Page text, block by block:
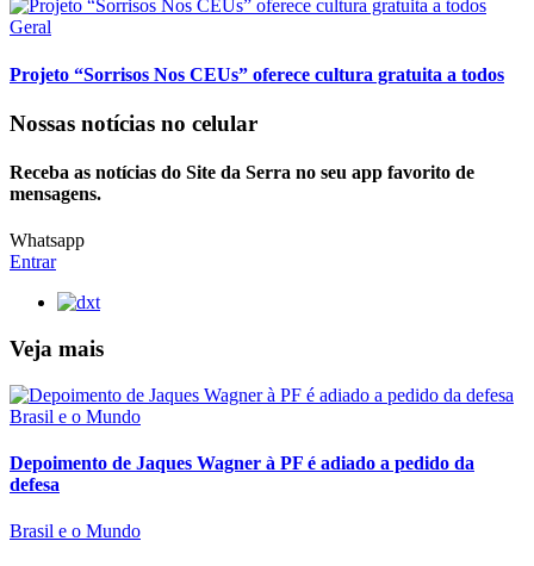
Geral
Projeto “Sorrisos Nos CEUs” oferece cultura gratuita a todos
Nossas notícias no celular
Receba as notícias do Site da Serra no seu app favorito de
mensagens.
Whatsapp
Entrar
Veja mais
Brasil e o Mundo
Depoimento de Jaques Wagner à PF é adiado a pedido da
defesa
Brasil e o Mundo